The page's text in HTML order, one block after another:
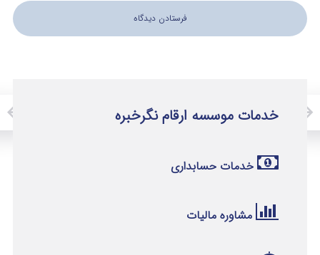
خدمات موسسه ارقام نگرخبره
خدمات حسابداری
مشاوره مالیات